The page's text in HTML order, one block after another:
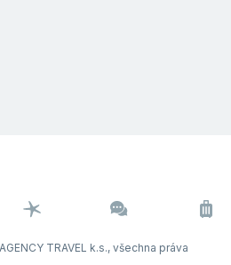
TRAVEL k.s., všechna práva